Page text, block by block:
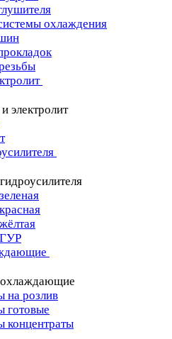
охлаждения
электролит
на розлив
готовые
концентраты